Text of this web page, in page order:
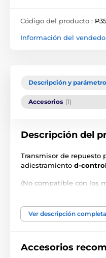
Código del producto :
Información del
Descripción y
Accesorios (1)
Descripción del
Transmisor de repuesto
adiestramiento d-
(No compatible con los
Las especificaciones
previo aviso. Las
Ver descripción completa
Accesorios